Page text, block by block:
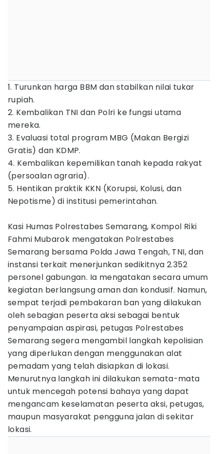
1. ​Turunkan harga BBM dan stabilkan nilai tukar
rupiah.
​2. Kembalikan TNI dan Polri ke fungsi utama
mereka.
3. ​Evaluasi total program MBG (Makan Bergizi
Gratis) dan KDMP.
4. ​Kembalikan kepemilikan tanah kepada rakyat
(persoalan agraria).
​5. Hentikan praktik KKN (Korupsi, Kolusi, dan
Nepotisme) di institusi pemerintahan.
​Kasi Humas Polrestabes Semarang, Kompol Riki
Fahmi Mubarok mengatakan Polrestabes
Semarang bersama Polda Jawa Tengah, TNI, dan
instansi terkait menerjunkan sedikitnya 2.352
personel gabungan. Ia mengatakan secara umum
kegiatan berlangsung aman dan kondusif. Namun,
sempat terjadi pembakaran ban yang dilakukan
oleh sebagian peserta aksi sebagai bentuk
penyampaian aspirasi, petugas Polrestabes
Semarang segera mengambil langkah kepolisian
yang diperlukan dengan menggunakan alat
pemadam yang telah disiapkan di lokasi.
Menurutnya langkah ini dilakukan semata-mata
untuk mencegah potensi bahaya yang dapat
mengancam keselamatan peserta aksi, petugas,
maupun masyarakat pengguna jalan di sekitar
lokasi.